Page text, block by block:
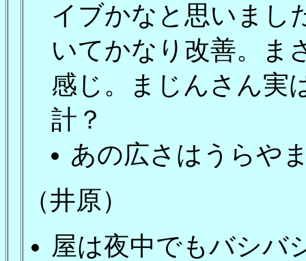
イブかなと思いまし
いてかなり改善。ま
感じ。まじんさん実
計？
あの広さはうらや
（井原）
屋は夜中でもバシバ